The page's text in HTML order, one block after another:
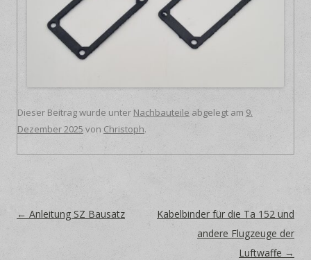
Dieser Beitrag wurde unter Nachbauteile abgelegt am 9.
Dezember 2025 von Christoph.
Beitrags-Navigation
← Anleitung SZ Bausatz
Kabelbinder für die Ta 152 und
andere Flugzeuge der
Luftwaffe →